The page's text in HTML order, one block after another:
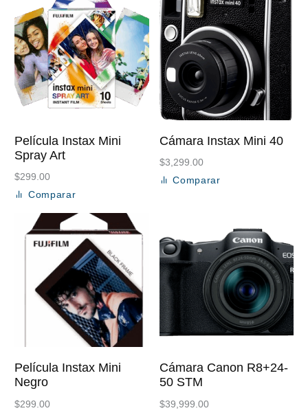
Película Instax Mini
Spray Art
$299.00
Añadir al carrito
Comparar
Cámara Instax Mini 40
$3,299.00
Añadir al carrito
Comparar
Película Instax Mini
Negro
$299.00
Cámara Canon R8+24-
50 STM
$39,999.00